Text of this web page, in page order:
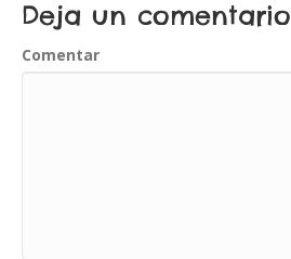
Deja un comentario
Comentar